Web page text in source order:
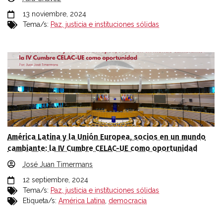
13 noviembre, 2024
Tema/s: Paz, justicia e instituciones sólidas
América Latina y la Unión Europea, socios en un mundo
cambiante: la IV Cumbre CELAC-UE como oportunidad
José Juan Timermans
12 septiembre, 2024
Tema/s: Paz, justicia e instituciones sólidas
Etiqueta/s: América Latina, democracia